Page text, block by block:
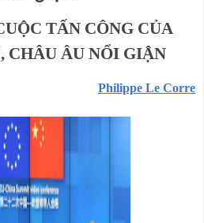
TẤN CÔNG CỦA
CHÂU ÂU NỔI GIẬN
Philippe Le Corre